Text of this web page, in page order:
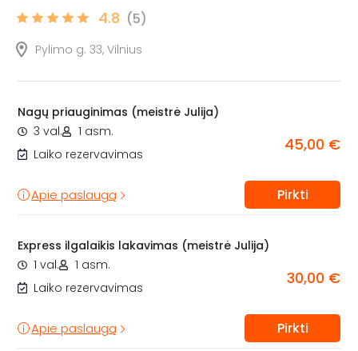
4.8 (5)
Pylimo g. 33, Vilnius
Nagų priauginimas (meistrė Julija)
3 val.
1 asm.
Laiko rezervavimas
45,00 €
Apie paslaugą Pirkti
Express ilgalaikis lakavimas (meistrė Julija)
1 val.
1 asm.
Laiko rezervavimas
30,00 €
Apie paslaugą Pirkti